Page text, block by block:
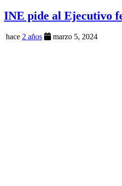
INE pide al Ejecutivo
hace 2 años marzo 5, 2024